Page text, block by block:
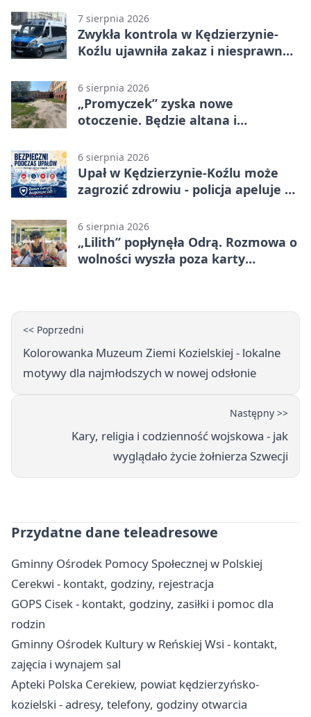
7 sierpnia 2026
Zwykła kontrola w Kędzierzynie-
Koźlu ujawniła zakaz i niesprawne
6 sierpnia 2026
„Promyczek” zyska nowe
otoczenie. Będzie altana i
6 sierpnia 2026
Upał w Kędzierzynie-Koźlu może
zagrozić zdrowiu - policja apeluje o
6 sierpnia 2026
„Lilith” popłynęła Odrą. Rozmowa o
wolności wyszła poza karty
<< Poprzedni
Kolorowanka Muzeum Ziemi Kozielskiej - lokalne
motywy dla najmłodszych w nowej odsłonie
Następny >>
Kary, religia i codzienność wojskowa - jak
wyglądało życie żołnierza Szwecji
Przydatne dane teleadresowe
Gminny Ośrodek Pomocy Społecznej w Polskiej
Cerekwi - kontakt, godziny, rejestracja
GOPS Cisek - kontakt, godziny, zasiłki i pomoc dla
rodzin
Gminny Ośrodek Kultury w Reńskiej Wsi - kontakt,
zajęcia i wynajem sal
Apteki Polska Cerekiew, powiat kędzierzyńsko-
kozielski - adresy, telefony, godziny otwarcia